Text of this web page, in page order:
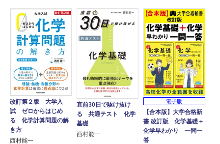
改訂第２版 大学入
試 ゼロからはじめ
る 化学計算問題の解
き方
西村能一
直前30日で駆け抜け
る 共通テスト 化学
基礎
西村能一
電子版
【合本版】大学合格新
書 改訂版 化学基礎＋
化学早わかり 一問一
答